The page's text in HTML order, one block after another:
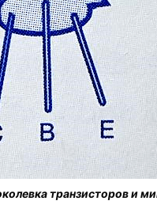
транзисторов и